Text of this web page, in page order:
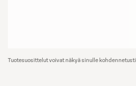
Tuotesuosittelut voivat näkyä sinulle kohdennetusti